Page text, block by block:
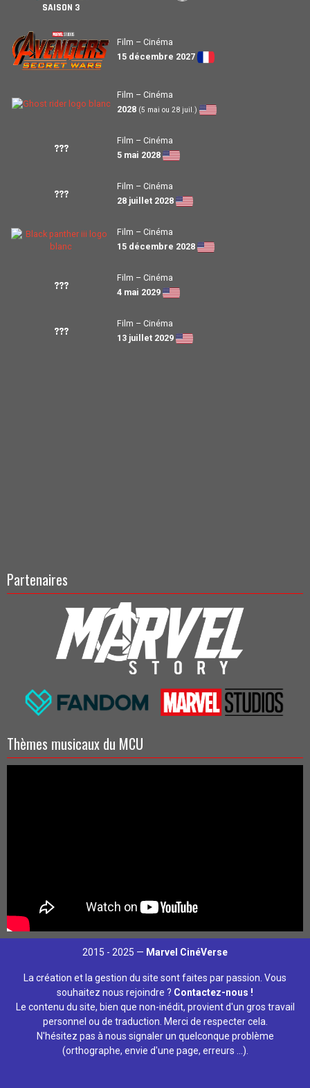
SAISON 3
Film – Cinéma
15 décembre 2027
Film – Cinéma
2028 (5 mai ou 28 juil.)
???
Film – Cinéma
5 mai 2028
???
Film – Cinéma
28 juillet 2028
Film – Cinéma
15 décembre 2028
???
Film – Cinéma
4 mai 2029
???
Film – Cinéma
13 juillet 2029
Partenaires
Thèmes musicaux du MCU
2015 - 2025 — Marvel CinéVerse
La création et la gestion du site sont faites par passion. Vous
souhaitez nous rejoindre ? Contactez-nous !
Le contenu du site, bien que non-inédit, provient d'un gros travail
personnel ou de traduction. Merci de respecter cela.
N'hésitez pas à nous signaler un quelconque problème
(orthographe, envie d'une page, erreurs ...).